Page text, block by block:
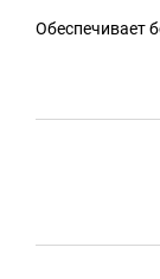
Обеспечивает